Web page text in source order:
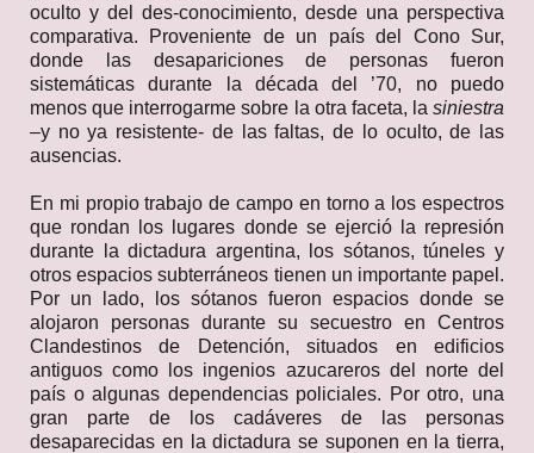
oculto y del des-conocimiento, desde una perspectiva
comparativa. Proveniente de un país del Cono Sur,
donde las desapariciones de personas fueron
sistemáticas durante la década del ’70, no puedo
menos que interrogarme sobre la otra faceta, la siniestra
–y no ya resistente- de las faltas, de lo oculto, de las
ausencias.
En mi propio trabajo de campo en torno a los espectros
que rondan los lugares donde se ejerció la represión
durante la dictadura argentina, los sótanos, túneles y
otros espacios subterráneos tienen un importante papel.
Por un lado, los sótanos fueron espacios donde se
alojaron personas durante su secuestro en Centros
Clandestinos de Detención, situados en edificios
antiguos como los ingenios azucareros del norte del
país o algunas dependencias policiales. Por otro, una
gran parte de los cadáveres de las personas
desaparecidas en la dictadura se suponen en la tierra,